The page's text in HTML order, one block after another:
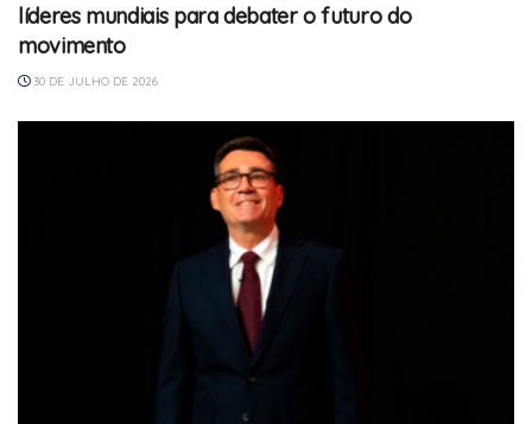
líderes mundiais para debater o futuro do
movimento
30 DE JULHO DE 2026